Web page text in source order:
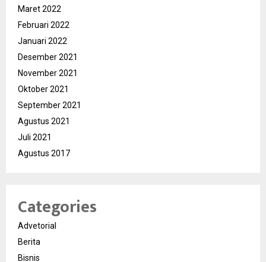
Maret 2022
Februari 2022
Januari 2022
Desember 2021
November 2021
Oktober 2021
September 2021
Agustus 2021
Juli 2021
Agustus 2017
Categories
Advetorial
Berita
Bisnis